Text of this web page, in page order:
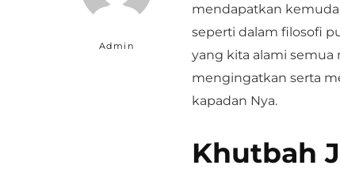
Admin
mendapatkan
seperti dalam filosofi
yang kita alami semua
mengingatkan serta
kapadan Nya.
Khutbah